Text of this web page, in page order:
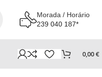
Morada / Horário
239 040 187*
0,00€